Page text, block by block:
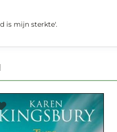
is mijn sterkte'.